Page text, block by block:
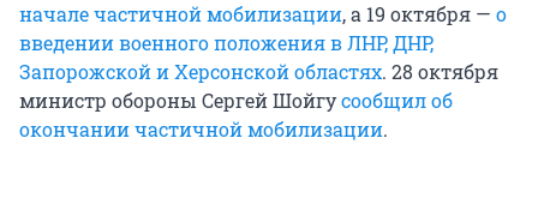
начале частичной мобилизации, а 19 октября — о
введении военного положения в ЛНР, ДНР,
Запорожской и Херсонской областях. 28 октября
министр обороны Сергей Шойгусообщил об
окончании частичной мобилизации.